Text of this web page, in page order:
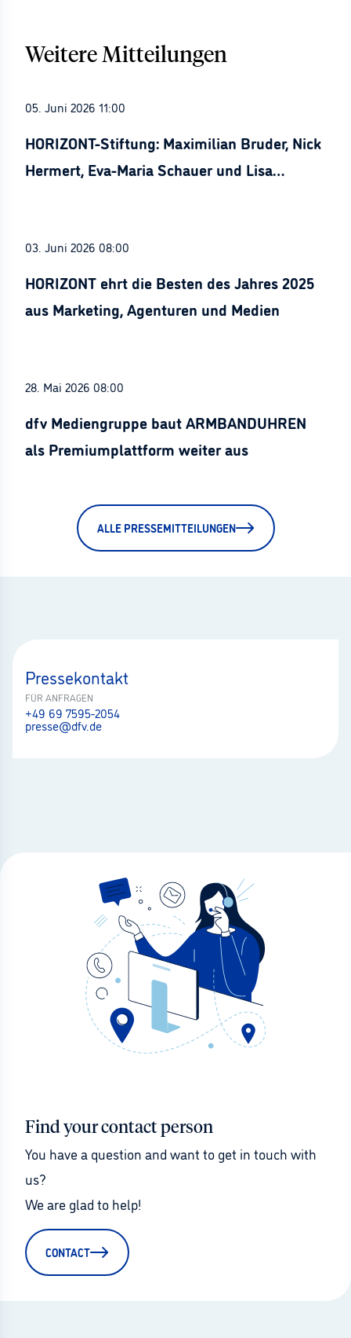
Weitere Mitteilungen
05. Juni 2026 11:00
HORIZONT-Stiftung: Maximilian Bruder, Nick
Hermert, Eva-Maria Schauer und Lisa
03. Juni 2026 08:00
HORIZONT ehrt die Besten des Jahres 2025
aus Marketing, Agenturen und Medien
28. Mai 2026 08:00
dfv Mediengruppe baut ARMBANDUHREN
als Premiumplattform weiter aus
ALLE PRESSEMITTEILUNGEN
Pressekontakt
FÜR ANFRAGEN
+49 69 7595-2054
presse@dfv.de
Find your contact person
You have a question and want to get in touch with
us?
We are glad to help!
CONTACT